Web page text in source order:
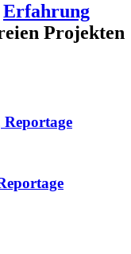
Erfahrung
Projekten